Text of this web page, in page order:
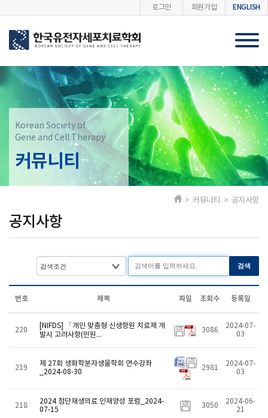
로그인 회원가입 ENGLISH
Korean Society of
Gene and Cell Therapy
커뮤니티
공지사항
> 커뮤니티 > 공지사항
검색
번호 제목 파일 조회수 등록일
220
[NIFDS] 「개인 맞춤형 신생항원 치료제 개
발시 고려사항(민원...
3086
2024-07-
03
219
제 27회 생화학분자생물학회 연수강좌
_2024-08-30
2981
2024-07-
03
218
2024 첨단재생의료 인재양성 포럼_2024-
07-15
3050
2024-06-
21